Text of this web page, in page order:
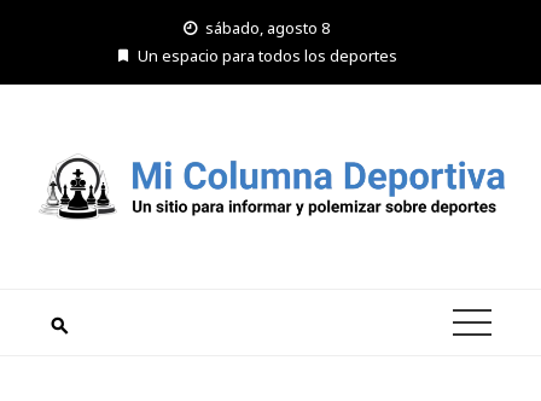
sábado, agosto 8
Un espacio para todos los deportes